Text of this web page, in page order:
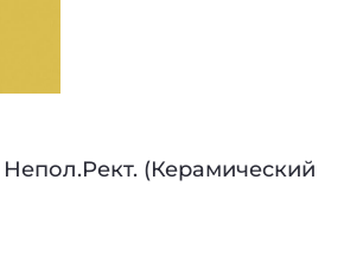
Непол.Рект. (Керамический